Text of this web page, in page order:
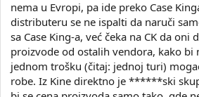
nema u Evropi, pa ide preko Case
distributeru se ne ispalti da naruči
sa Case King-a, već čeka na CK da oni
proizvode od ostalih vendora, kako bi
jednom trošku (čitaj: jednoj turi)
robe. Iz Kine direktno je ******ski